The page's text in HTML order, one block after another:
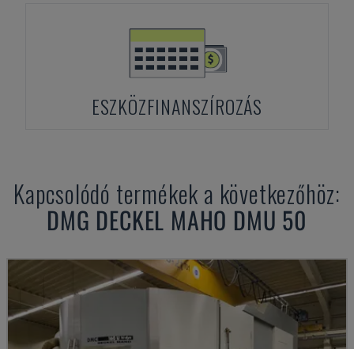
ESZKÖZFINANSZÍROZÁS
Kapcsolódó termékek a következőhöz:
DMG DECKEL MAHO DMU 50